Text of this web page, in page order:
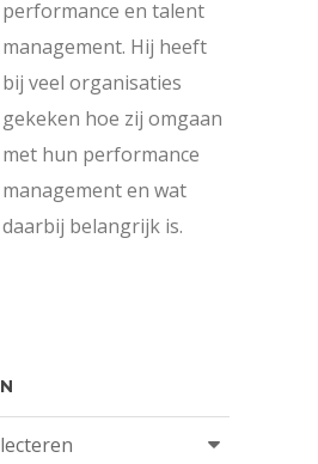
performance en talent
management. Hij heeft
bij veel organisaties
gekeken hoe zij omgaan
met hun performance
management en wat
daarbij belangrijk is.